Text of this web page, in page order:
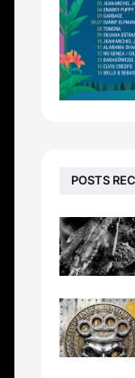
POSTS